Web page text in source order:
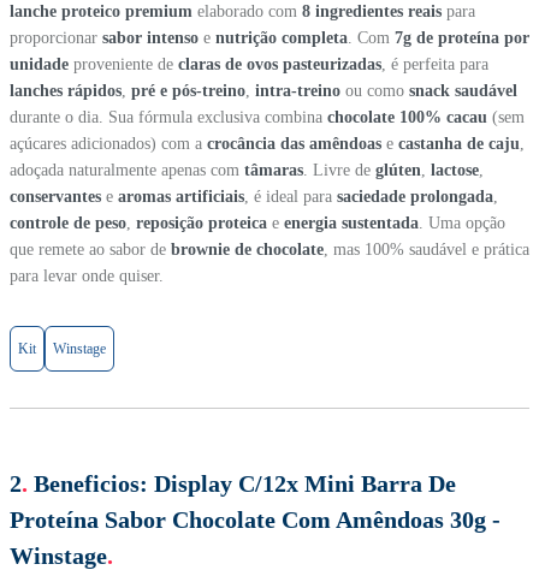
lanche proteico premium elaborado com 8 ingredientes reais para
proporcionar sabor intenso e nutrição completa . Com 7g de proteína por
unidade proveniente de claras de ovos pasteurizadas , é perfeita para
lanches rápidos pré e pós-treino intra-treino ou como snack saudável
durante o dia. Sua fórmula exclusiva combina chocolate 100% cacau (sem
açúcares adicionados) com a crocância das amêndoas e castanha de caju
adoçada naturalmente apenas com tâmaras . Livre de glúten lactose
conservantes e aromas artificiais , é ideal para saciedade prolongada
controle de peso reposição proteica e energia sustentada . Uma opção
que remete ao sabor de brownie de chocolate , mas 100% saudável e prática
para levar onde quiser.
Kit Winstage
2. Beneficios: Display C/12x Mini Barra De
Proteína Sabor Chocolate Com Amêndoas 30g -
Winstage.